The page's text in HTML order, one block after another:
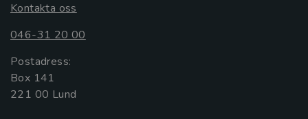
Kontakta oss
046-31 20 00
Postadress:
Box 141
221 00 Lund